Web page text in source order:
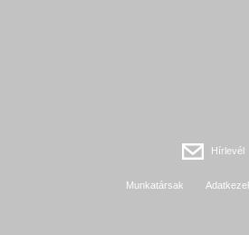
Hírlevél
Munkatársak